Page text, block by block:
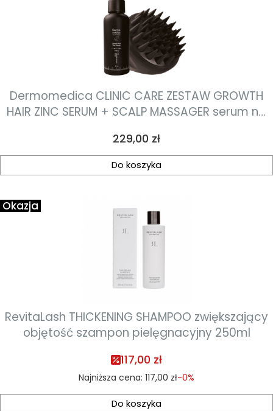
Dermomedica CLINIC CARE ZESTAW GROWTH
HAIR ZINC SERUM + SCALP MASSAGER serum na
pochodną biotyny oraz cynkiem 60ml
Cena
229,00 zł
Do koszyka
Okazja
RevitaLash THICKENING SHAMPOO zwiększający
objętość szampon pielęgnacyjny 250ml
117,00 zł
Najniższa cena: 117,00 zł-0%
Do koszyka